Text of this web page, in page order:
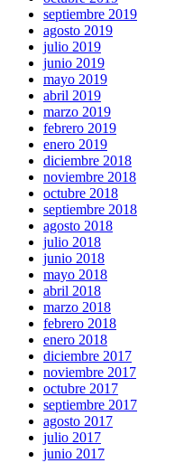
septiembre 2019
agosto 2019
julio 2019
junio 2019
mayo 2019
abril 2019
marzo 2019
febrero 2019
enero 2019
diciembre 2018
noviembre 2018
octubre 2018
septiembre 2018
agosto 2018
julio 2018
junio 2018
mayo 2018
abril 2018
marzo 2018
febrero 2018
enero 2018
diciembre 2017
noviembre 2017
octubre 2017
septiembre 2017
agosto 2017
julio 2017
junio 2017